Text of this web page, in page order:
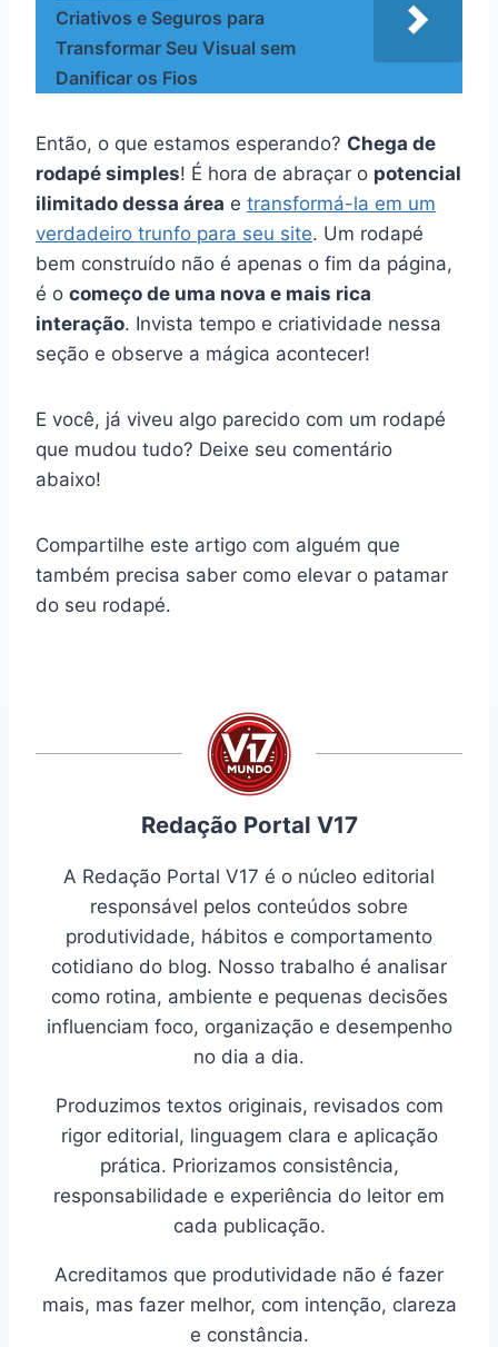
Criativos e Seguros para
Transformar Seu Visual sem
Danificar os Fios
Então, o que estamos esperando? Chega de
rodapé simples! É hora de abraçar o potencial
ilimitado dessa área e transformá-la em um
verdadeiro trunfo para seu site. Um rodapé
bem construído não é apenas o fim da página,
é o começo de uma nova e mais rica
interação. Invista tempo e criatividade nessa
seção e observe a mágica acontecer!
E você, já viveu algo parecido com um rodapé
que mudou tudo? Deixe seu comentário
abaixo!
Compartilhe este artigo com alguém que
também precisa saber como elevar o patamar
do seu rodapé.
Redação Portal V17
A Redação Portal V17 é o núcleo editorial
responsável pelos conteúdos sobre
produtividade, hábitos e comportamento
cotidiano do blog. Nosso trabalho é analisar
como rotina, ambiente e pequenas decisões
influenciam foco, organização e desempenho
no dia a dia.
Produzimos textos originais, revisados com
rigor editorial, linguagem clara e aplicação
prática. Priorizamos consistência,
responsabilidade e experiência do leitor em
cada publicação.
Acreditamos que produtividade não é fazer
mais, mas fazer melhor, com intenção, clareza
e constância.